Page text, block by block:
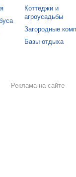
Коттеджи и
агроусадьбы
Загородные
Базы отдыха
Реклама на сайте